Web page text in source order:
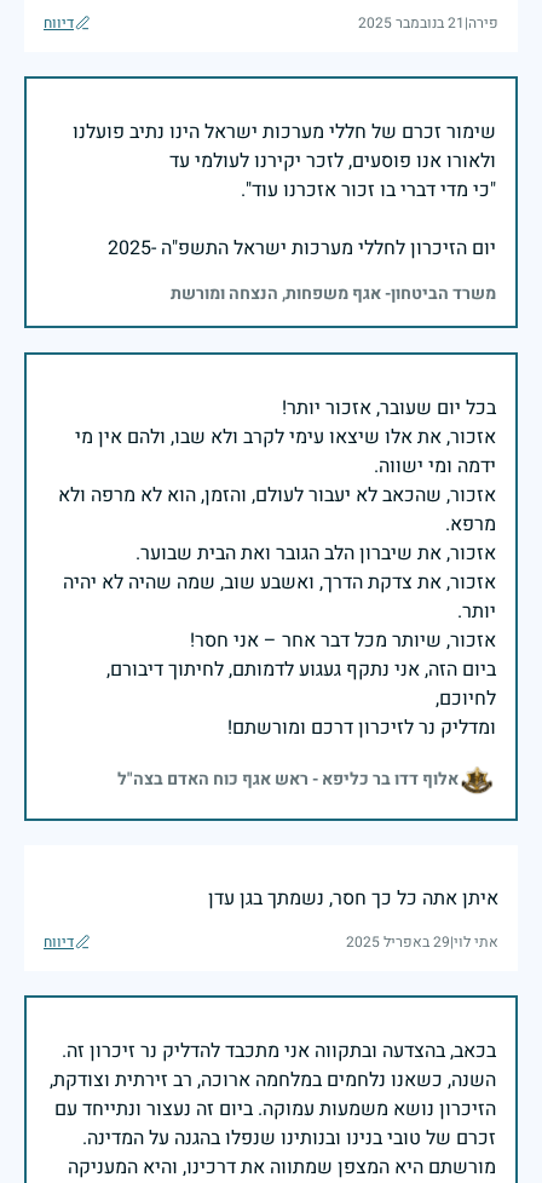
פירה|21 בנובמבר 2025 דיווח
שימור זכרם של חללי מערכות ישראל הינו נתיב פועלנו
יום הזיכרון לחללי מערכות ישראל התשפ"ה -2025
משרד הביטחון- אגף משפחות, הנצחה ומורשת
אזכור, את אלו שיצאו עימי לקרב ולא שבו, ולהם אין מי
אזכור, שהכאב לא יעבור לעולם, והזמן, הוא לא מרפה ולא
אזכור, את צדקת הדרך, ואשבע שוב, שמה שהיה לא יהיה
ביום הזה, אני נתקף געגוע לדמותם, לחיתוך דיבורם,
ומדליק נר לזיכרון דרכם ומורשתם!
אלוף דדו בר כליפא - ראש אגף כוח האדם בצה"ל
איתן אתה כל כך חסר, נשמתך בגן עדן
אתי לוי|29 באפריל 2025 דיווח
בכאב, בהצדעה ובתקווה אני מתכבד להדליק נר זיכרון זה.
השנה, כשאנו נלחמים במלחמה ארוכה, רב זירתית וצודקת,
הזיכרון נושא משמעות עמוקה. ביום זה נעצור ונתייחד עם
זכרם של טובי בנינו ובנותינו שנפלו בהגנה על המדינה.
מורשתם היא המצפן שמתווה את דרכינו, והיא המעניקה